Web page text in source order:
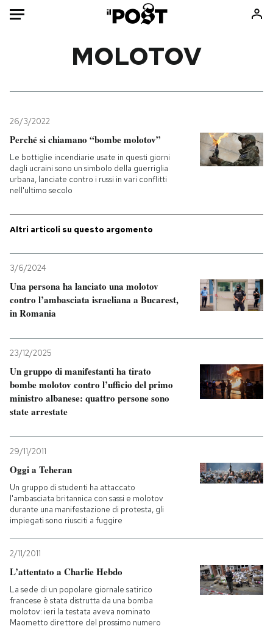
Mondo
Politica
Tecnologia
Internet
Scienza
Economia
Consumismi
Storie/Idee
Ok Boomer!
PODCAST
NEWSLETTER
I MIEI PREFERITI
CALENDARIO
AREA PERSONALE
Entra
MOLOTOV
26/3/2022
Perché si chiamano “bombe molotov”
Le bottiglie incendiarie usate in questi giorni
dagli ucraini sono un simbolo della guerriglia
urbana, lanciate contro i russi in vari conflitti
nell'ultimo secolo
Altri articoli su questo argomento
3/6/2024
Una persona ha lanciato una molotov
contro l’ambasciata israeliana a Bucarest,
in Romania
23/12/2025
Un gruppo di manifestanti ha tirato
bombe molotov contro l’ufficio del primo
ministro albanese: quattro persone sono
state arrestate
29/11/2011
Oggi a Teheran
Un gruppo di studenti ha attaccato
l'ambasciata britannica con sassi e molotov
durante una manifestazione di protesta, gli
impiegati sono riusciti a fuggire
2/11/2011
L’attentato a Charlie Hebdo
La sede di un popolare giornale satirico
francese è stata distrutta da una bomba
molotov: ieri la testata aveva nominato
Maometto direttore del prossimo numero